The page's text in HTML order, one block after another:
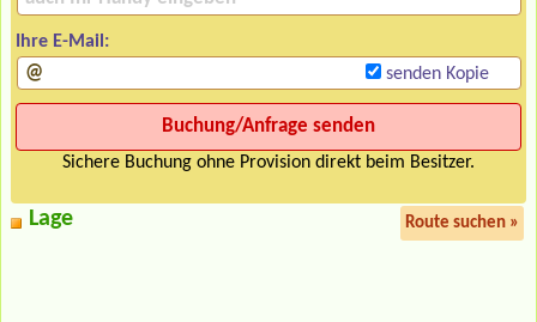
Ihre E-Mail:
senden Kopie
Sichere Buchung ohne Provision direkt beim Besitzer.
Lage Route suchen »